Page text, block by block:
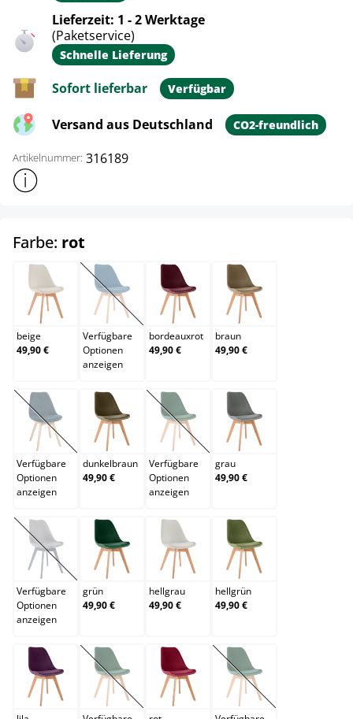
Lieferzeit: 1 - 2 Werktage
(Paketservice)
Schnelle Lieferung
Sofort lieferbar Verfügbar
Versand aus Deutschland CO2-freundlich
Artikelnummer: 316189
Weitere Produktinformationen anzeigen
Farbe: rot
beige
beige
49,90 €
blau
(Diese Option ist zurzeit nicht verfügbar.)
Verfügbare
Optionen
anzeigen
bordeauxrot
bordeauxrot
49,90 €
braun
braun
49,90 €
dunkelblau
(Diese Option ist zurzeit nicht verfügbar.)
Verfügbare
Optionen
anzeigen
dunkelbraun
dunkelbraun
49,90 €
dunkelgrau
(Diese Option ist zurzeit nicht
Verfügbare
Optionen
anzeigen
grau
grau
49,90 €
grau/grau
(Diese Option ist zurzeit nicht verfügbar.)
Verfügbare
Optionen
anzeigen
grün
grün
49,90 €
hellgrau
hellgrau
49,90 €
hellgrün
hellgrün
49,90 €
lila orange
(Diese Option ist zurzeit nicht verfügbar.)
rot schwarz
(Diese Option ist